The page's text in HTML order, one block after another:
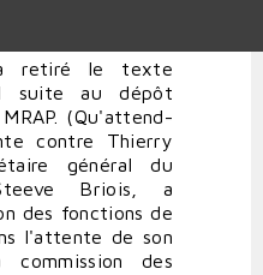
a retiré le texte
suite au dépôt
(Qu'attend-
contre Thierry
général du
Briois, a
des fonctions de
l'attente de son
commission des